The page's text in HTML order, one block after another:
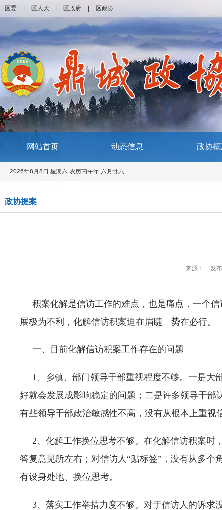
区委 区人大 区政府 区政协
网站首页 动态信息 政协概
2026年8月8日 星期六 农历丙午年 六月廿六
政协提案
来源： 发
积案化解是信访工作的难点，也是痛点，一个信
展极为不利，化解信访积案迫在眉睫，势在必行。
一、目前化解信访积案工作存在的问题
1、乡镇、部门领导干部重视程度不够。一是大
好就会发展成影响稳定的问题；二是许多领导干
有些领导干部政治敏感性不高，没有从根本上重
2、化解工作换位思考不够。在化解信访积案时
答复意见所左右；对信访人“贴标签”，没有从多
有设身处地、换位思考。
3、落实工作举措力度不够。对于信访人的诉求